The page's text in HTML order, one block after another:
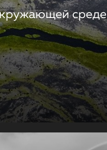
среде